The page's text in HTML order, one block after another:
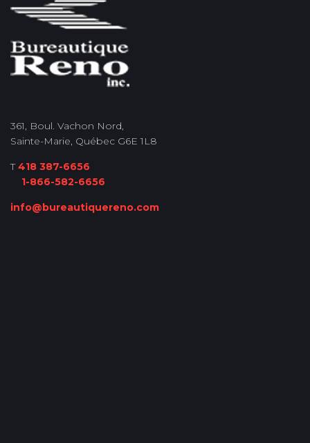
361, Boul. Vachon Nord,
Sainte-Marie, Québec G6E 1L8
T418 387-6656
1-866-582-6656
info@bureautiquereno.com